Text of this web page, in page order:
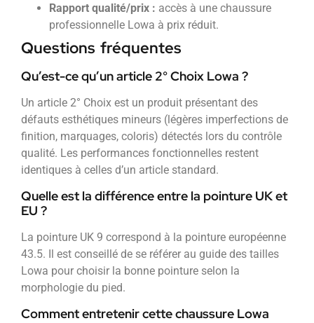
Rapport qualité/prix : accès à une chaussure
professionnelle Lowa à prix réduit.
Questions fréquentes
Qu’est-ce qu’un article 2° Choix Lowa ?
Un article 2° Choix est un produit présentant des
défauts esthétiques mineurs (légères imperfections de
finition, marquages, coloris) détectés lors du contrôle
qualité. Les performances fonctionnelles restent
identiques à celles d’un article standard.
Quelle est la différence entre la pointure UK et
EU ?
La pointure UK 9 correspond à la pointure européenne
43.5. Il est conseillé de se référer au guide des tailles
Lowa pour choisir la bonne pointure selon la
morphologie du pied.
Comment entretenir cette chaussure Lowa